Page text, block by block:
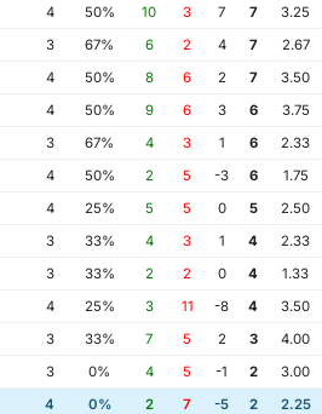
4 50% 10 3 7 7
3.25
3 67% 6 2 4 7
2.67
4 50% 8 6 2 7
3.50
4 50% 9 6 3 6
3.75
3 67% 4 3 1 6
2.33
4 50% 2 5 -3 6
1.75
4 25% 5 5 0 5
2.50
3 33% 4 3 1 4
2.33
3 33% 2 2 0 4
1.33
4 25% 3 11 -8 4
3.50
3 33% 7 5 2 3
4.00
3 0% 4 5 -1 2
3.00
4 0% 2 7 -5 2
2.25